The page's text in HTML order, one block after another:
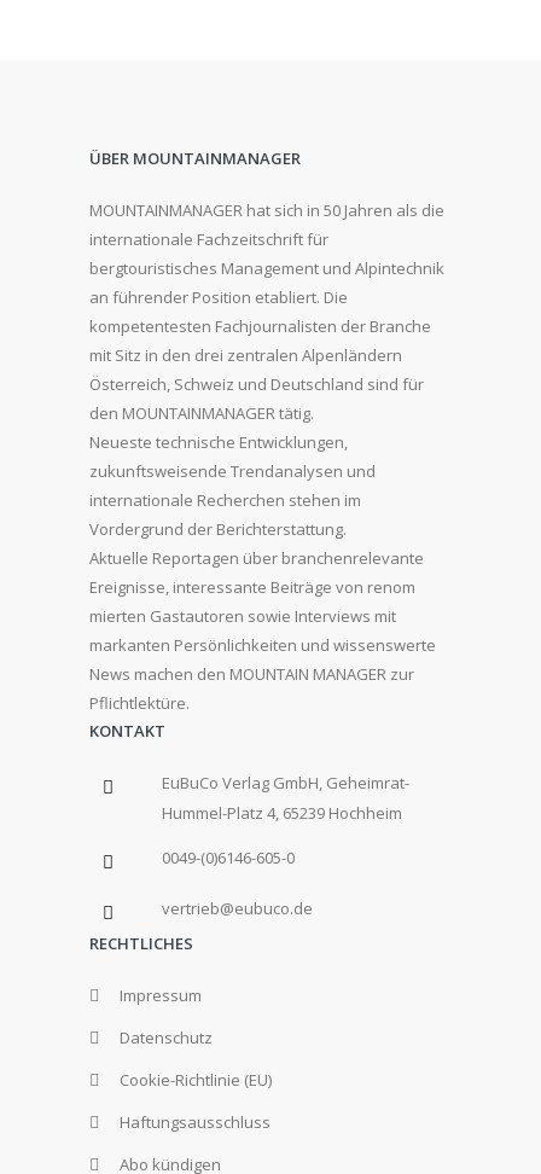
ÜBER MOUNTAINMANAGER
MOUNTAINMANAGER hat sich in 50 Jahren als die
internationale Fachzeitschrift für
bergtouristisches Management und Alpintechnik
an führender Position etabliert. Die
kompetentesten Fachjournalisten der Branche
mit Sitz in den drei zentralen Alpenländern
Österreich, Schweiz und Deutschland sind für
den MOUNTAINMANAGER tätig.
Neueste technische Entwicklungen,
zukunftsweisende Trendanalysen und
internationale Recherchen stehen im
Vordergrund der Berichterstattung.
Aktuelle Reportagen über branchenrelevante
Ereignisse, interessante Beiträge von renom
mierten Gastautoren sowie Interviews mit
markanten Persönlichkeiten und wissenswerte
News machen den MOUNTAIN MANAGER zur
Pflichtlektüre.
KONTAKT
EuBuCo Verlag GmbH, Geheimrat-
Hummel-Platz 4, 65239 Hochheim
0049-(0)6146-605-0
vertrieb@eubuco.de
RECHTLICHES
Impressum
Datenschutz
Cookie-Richtlinie (EU)
Haftungsausschluss
Abo kündigen